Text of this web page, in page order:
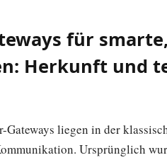
für
Herkunft und
liegen in der
Ursprünglich